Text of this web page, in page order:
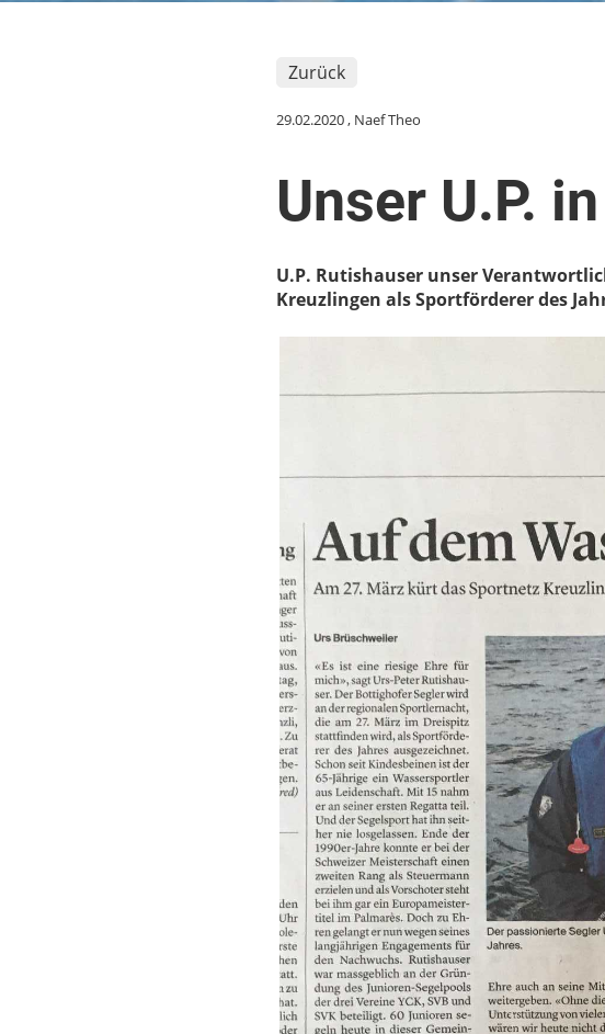
Zurück
29.02.2020, Naef Theo
Unser U.P.
U.P. Rutishauser unser
Kreuzlingen als Sportförderer des